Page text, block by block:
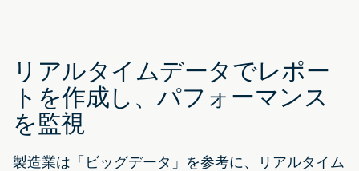
リアルタイムデータでレポー
トを作成し、パフォーマンス
を監視
製造業は「ビッグデータ」を参考に、リアルタイム